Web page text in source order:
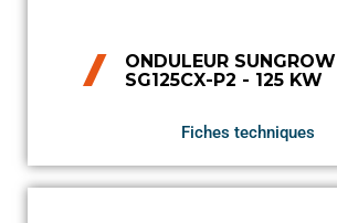
ONDULEUR SUNGROW
SG125CX-P2 - 125 KW
Fiches techniques